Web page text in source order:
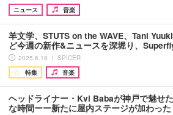
ニュース
音楽
羊文学、STUTS on the WAVE、Tani
ど今週の新作&ニュースを深堀り、
2025.6.18 ｜ SPICER
特集
音楽
ヘッドライナー・Kvi Babaが神戸で魅せ
な時間ーー新たに屋内ステージが加わっ